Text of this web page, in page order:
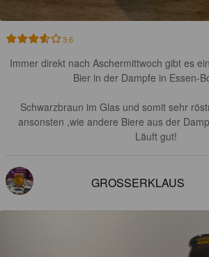
3.6
Immer direkt nach Aschermittwoch gibt es
Bier in der Dampfe in Essen-
Schwarzbraun im Glas und somit sehr
ansonsten ,wie andere Biere aus der
Läuft gut!
GROSSERKLAUS